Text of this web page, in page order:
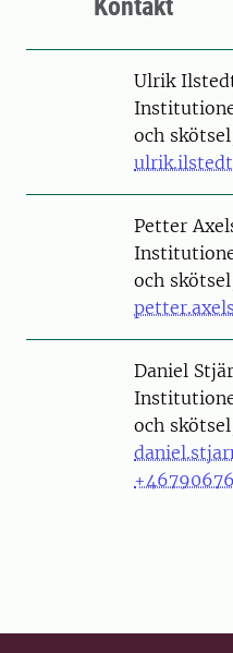
Kontakt
PersonUlrik
och
PersonPetter
och
PersonDaniel
och